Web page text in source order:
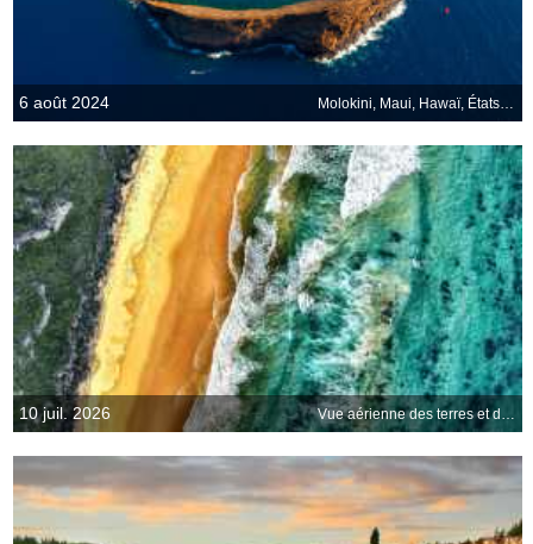
6 août 2024 Molokini, Maui, Hawaï, États-Unis
10 juil. 2026